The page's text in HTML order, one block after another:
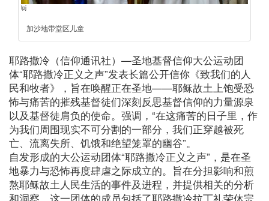
lpj
加沙地带堂区儿童
耶路撒冷（信仰通讯社）—圣地基督信仰大公运动团
体“耶路撒冷正义之声”发表长篇公开信你《致我们的人
民和牧者》，旨在唤醒正在圣地——耶稣故土上饱受恐
怖与痛苦的摧残基督徒们深刻反思基督信仰的力量源泉
以及基督徒肩负的使命。强调，“在这痛苦的日子里，作
为我们周围现实不可分割的一部分，我们正穿越被死
亡、流离失所、饥饿和绝望笼罩的幽谷”。
自发形成的大公运动团体“耶路撒冷正义之声”，是在圣
地暴力与恐怖再度肆虐之际成立的。旨在分担影响和煎
熬耶稣故土人民生活的事件及进程，并提供相关的分析
和洞察。这一团体的成员包括了耶路撒冷拉丁礼荣休宗